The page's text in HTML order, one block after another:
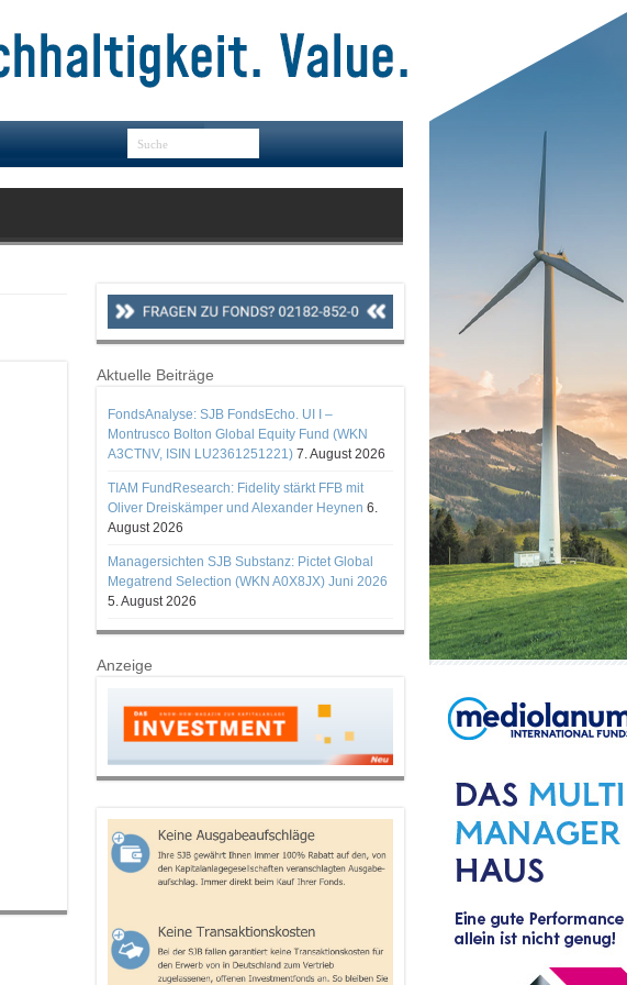
Aktuelle Beiträge
FondsAnalyse: SJB FondsEcho. UI I –
Montrusco Bolton Global Equity Fund (WKN
A3CTNV, ISIN LU2361251221) 7. August 2026
TIAM FundResearch: Fidelity stärkt FFB mit
Oliver Dreiskämper und Alexander Heynen 6.
August 2026
Managersichten SJB Substanz: Pictet Global
Megatrend Selection (WKN A0X8JX) Juni 2026
5. August 2026
Anzeige